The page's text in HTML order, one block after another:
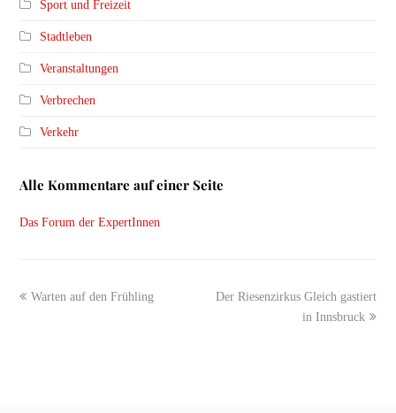
Sport und Freizeit
Stadtleben
Veranstaltungen
Verbrechen
Verkehr
Alle Kommentare auf einer Seite
Das Forum der ExpertInnen
previous
Warten auf den Frühling
next
Der Riesenzirkus Gleich gastiert
in Innsbruck